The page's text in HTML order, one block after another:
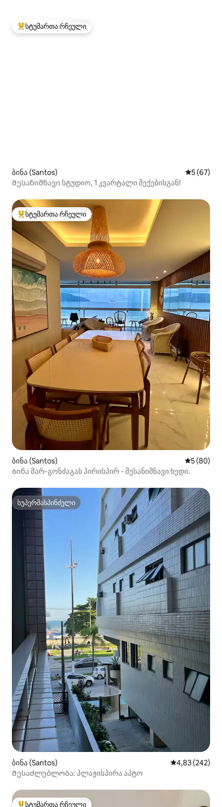
სტუმართა რჩეული მოწინავე ვარიანტი
სტუმართა რჩეული
ბინა (Santos) საშუალო
5 (67)
Შესანიშნავი სტუდიო, 1 კვარტალი შექებისგან!
სტუმართა რჩეული მოწინავე ვარიანტი
სტუმართა რჩეული
ბინა (Santos) საშუალო
5 (80)
Ბინა მარ-გონძაგას პირისპირ - შესანიშნავი ხედი.
სუპერმასპინძელი
სუპერმასპინძელი
ბინა (Santos) საშუალო
4,83 (242)
Შესაძლებლობა: პლაჟისპირა აპტო
სტუმართა რჩეული